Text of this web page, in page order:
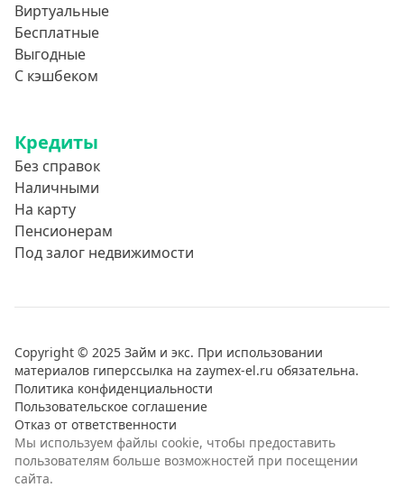
Виртуальные
Бесплатные
Выгодные
С кэшбеком
Кредиты
Без справок
Наличными
На карту
Пенсионерам
Под залог недвижимости
Copyright © 2025 Займ и экс. При использовании
материалов гиперссылка на zaymex-el.ru обязательна.
Политика конфиденциальности
Пользовательское соглашение
Отказ от ответственности
Мы используем файлы cookie, чтобы предоставить
пользователям больше возможностей при посещении
сайта.